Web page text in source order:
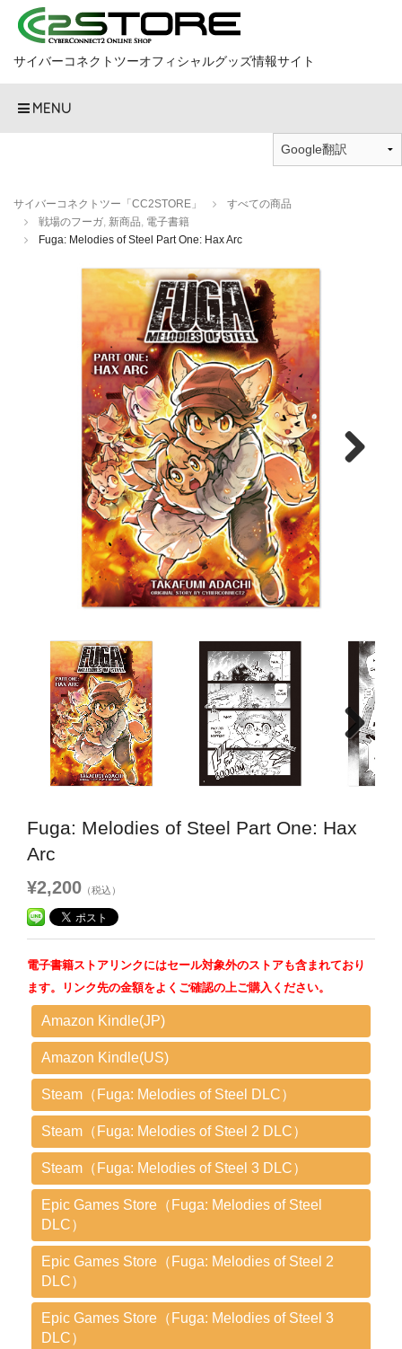
サイバーコネクトツーオフィシャルグッズ情報サイト
MENU
サイバーコネクトツー「CC2STORE」
すべての商品
戦場のフーガ, 新商品, 電子書籍
Fuga: Melodies of Steel Part One: Hax Arc
Next
Fuga: Melodies of Steel Part One: Hax
Arc
¥2,200 （税込）
電子書籍ストアリンクにはセール対象外のストアも含まれており
ます。リンク先の金額をよくご確認の上ご購入ください。
Amazon Kindle(JP)
Amazon Kindle(US)
Steam（Fuga: Melodies of Steel DLC）
Steam（Fuga: Melodies of Steel 2 DLC）
Steam（Fuga: Melodies of Steel 3 DLC）
Epic Games Store（Fuga: Melodies of Steel
DLC）
Epic Games Store（Fuga: Melodies of Steel 2
DLC）
Epic Games Store（Fuga: Melodies of Steel 3
DLC）